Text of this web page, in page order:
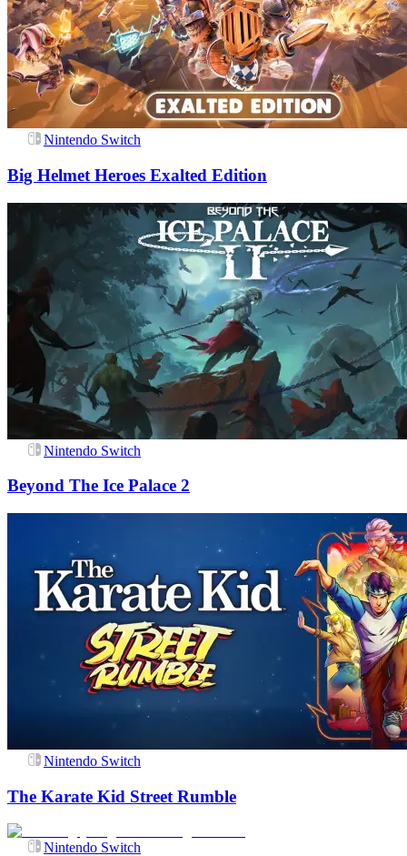
Nintendo Switch
Big Helmet Heroes Exalted Edition
Nintendo Switch
Beyond The Ice Palace 2
Nintendo Switch
The Karate Kid Street Rumble
Nintendo Switch